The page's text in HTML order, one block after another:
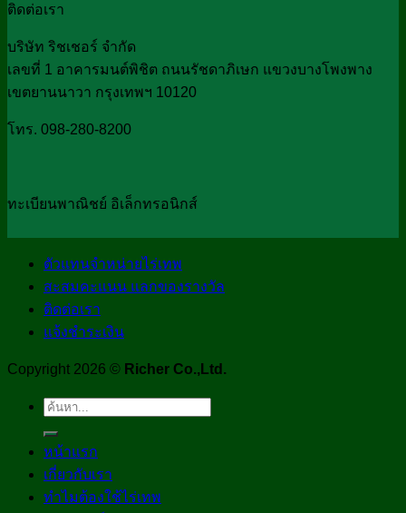
ติดต่อเรา
บริษัท ริชเชอร์ จำกัด
เลขที่ 1 อาคารมนต์พิชิต ถนนรัชดาภิเษก แขวงบางโพงพาง
เขตยานนาวา กรุงเทพฯ 10120
โทร. 098-280-8200
ทะเบียนพาณิชย์ อิเล็กทรอนิกส์
ตัวแทนจำหน่ายไร่เทพ
สะสมคะแนน แลกของรางวัล
ติดต่อเรา
แจ้งชำระเงิน
Copyright 2026 © Richer Co.,Ltd.
ค้นหา:
หน้าแรก
เกี่ยวกับเรา
ทำไมต้องใช้ไร่เทพ